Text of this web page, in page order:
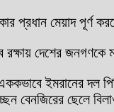
প্রধান মেয়াদ পূর্ণ
দেশের জনগণকে
এককভাবে ইমরানের
বেনজিরের ছেলে